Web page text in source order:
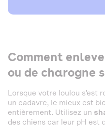
Comment
ou de charogne
Lorsque votre loulou s'est
un cadavre, le mieux est
entièrement. Utilisez un
des chiens car leur pH est